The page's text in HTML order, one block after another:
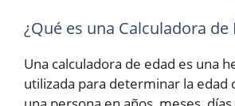
¿Qué es una Calculadora de
Una calculadora de edad es una
utilizada para determinar la edad